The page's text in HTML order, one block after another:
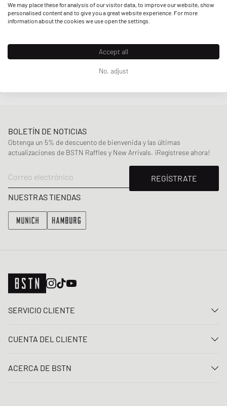
Página1De1
BOLETÍN DE NOTICIAS
Obtenga un 5% de descuento de bienvenida y las últimas
actualizaciones de BSTN Raffles y New Arrivals. ¡Regístrese ahora!
Correo electrónico
REGÍSTRATE
NUESTRAS TIENDAS
SERVICIO CLIENTE
Preguntas frecuentes
CUENTA DEL CLIENTE
Registro
ACERCA DE BSTN
We may place these for analysis of our visitor data, to improve our website, show
personalised content and to give you a great website experience. For more
information about the cookies we use open the settings.
Accept all
No, adjust